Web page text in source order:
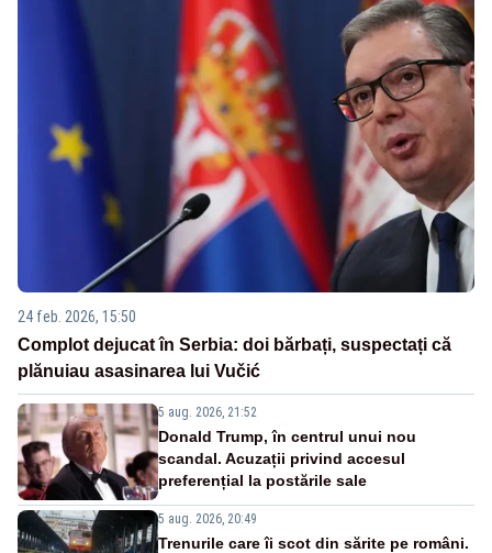
24 feb. 2026, 15:50
Complot dejucat în Serbia: doi bărbați, suspectați că
plănuiau asasinarea lui Vučić
5 aug. 2026, 21:52
Donald Trump, în centrul unui nou
scandal. Acuzații privind accesul
preferențial la postările sale
5 aug. 2026, 20:49
Trenurile care îi scot din sărite pe români.